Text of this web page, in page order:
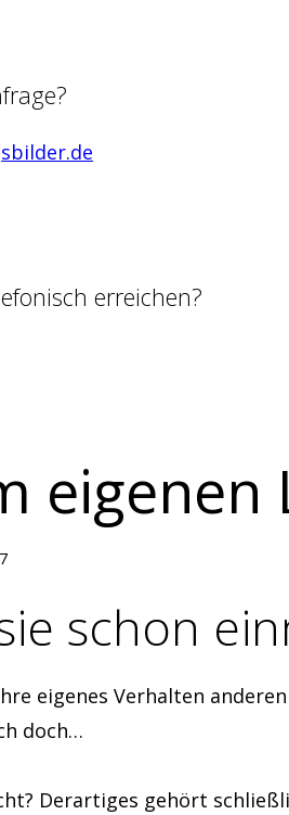
erreichen?
schon
eigenes Verhalten
doch…
Derartiges gehört